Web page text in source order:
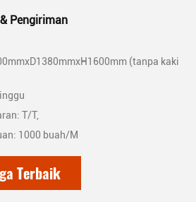
Pengiriman
(tanpa kaki
T/T,
1000 buah/M
Terbaik